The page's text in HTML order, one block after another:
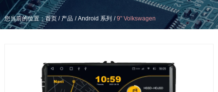
您当前的位置：首页 / 产品 /Android 系列 /9" Volkswagen